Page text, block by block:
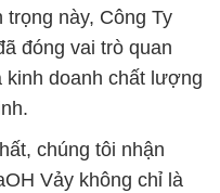
trọng này, Công Ty
đóng vai trò quan
kinh doanh chất lượng
chúng tôi nhận
Vảy không chỉ là